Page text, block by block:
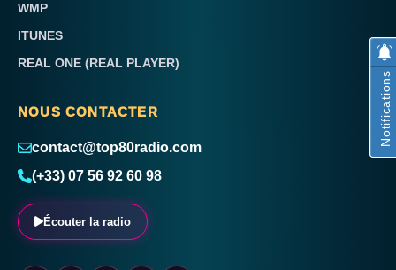
WMP
ITUNES
REAL ONE (REAL PLAYER)
NOUS CONTACTER
contact@top80radio.com
(+33) 07 56 92 60 98
Écouter la radio
Notifications